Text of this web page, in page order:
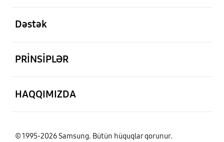
Dəstək
PRİNSİPLƏR
HAQQIMIZDA
© 1995-2026 Samsung. Bütün hüquqlar qorunur.